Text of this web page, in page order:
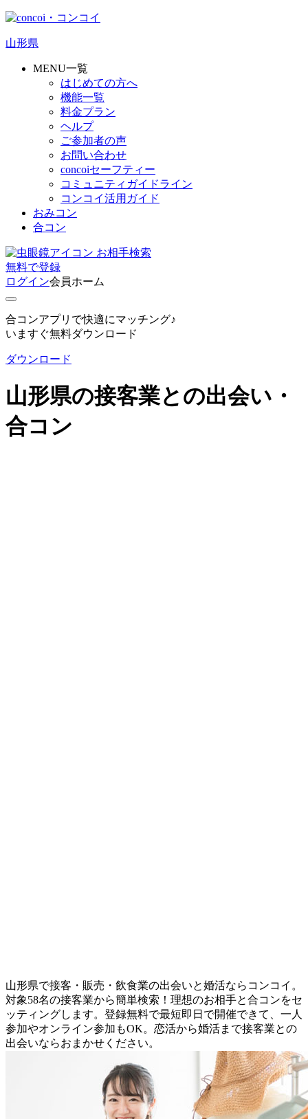
山形県
MENU一覧
はじめての方へ
機能一覧
料金プラン
ヘルプ
ご参加者の声
お問い合わせ
concoiセーフティー
コミュニティガイドライン
コンコイ活用ガイド
おみコン
合コン
お相手検索
無料で登録
ログイン会員ホーム
合コンアプリで快適にマッチング♪
いますぐ無料ダウンロード
ダウンロード
山形県の接客業との出会い・
合コン
山形県で接客・販売・飲食業の出会いと婚活ならコンコイ。
対象58名の接客業から簡単検索！理想のお相手と合コンをセ
ッティングします。登録無料で最短即日で開催できて、一人
参加やオンライン参加もOK。恋活から婚活まで接客業との
出会いならおまかせください。